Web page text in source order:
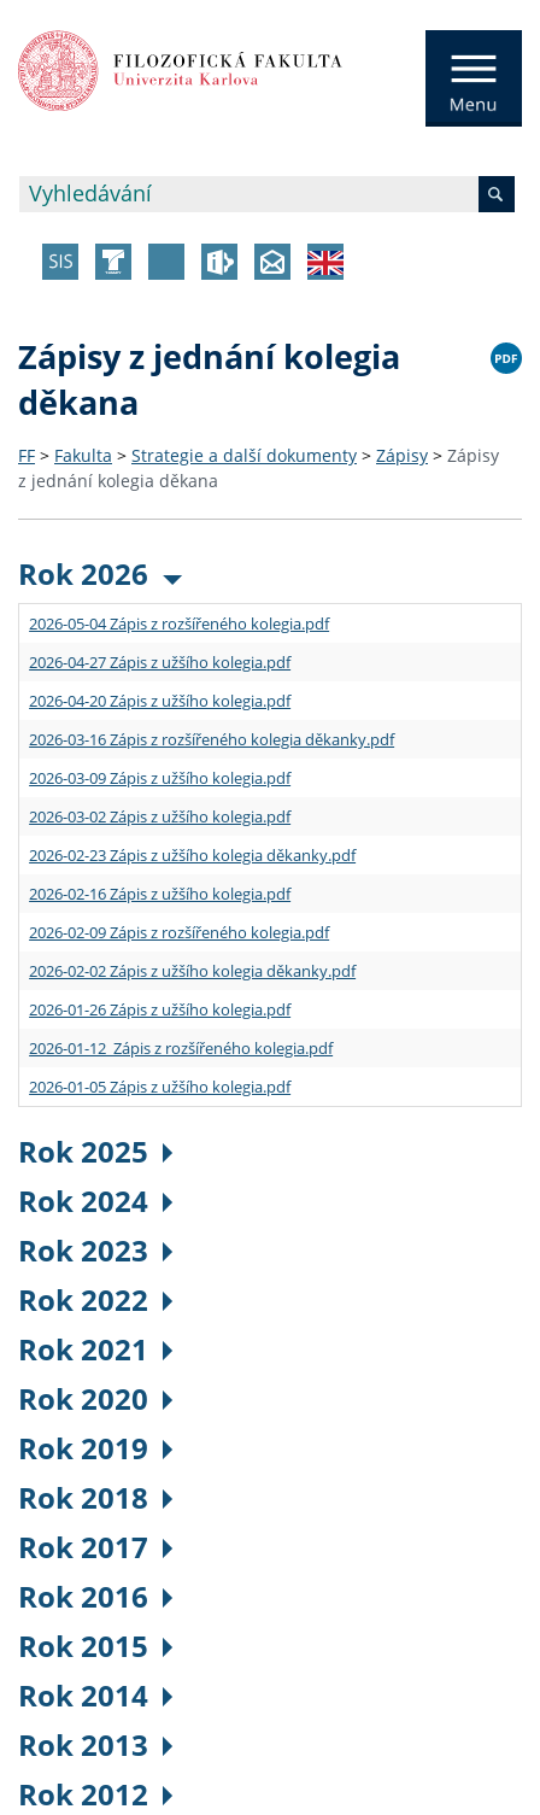
Zápisy z jednání kolegia
děkana
FF > Fakulta > Strategie a další dokumenty > Zápisy > Zápisy
z jednání kolegia děkana
Rok 2026
2026-05-04 Zápis z rozšířeného kolegia.pdf
2026-04-27 Zápis z užšího kolegia.pdf
2026-04-20 Zápis z užšího kolegia.pdf
2026-03-16 Zápis z rozšířeného kolegia děkanky.pdf
2026-03-09 Zápis z užšího kolegia.pdf
2026-03-02 Zápis z užšího kolegia.pdf
2026-02-23 Zápis z užšího kolegia děkanky.pdf
2026-02-16 Zápis z užšího kolegia.pdf
2026-02-09 Zápis z rozšířeného kolegia.pdf
2026-02-02 Zápis z užšího kolegia děkanky.pdf
2026-01-26 Zápis z užšího kolegia.pdf
2026-01-12 Zápis z rozšířeného kolegia.pdf
2026-01-05 Zápis z užšího kolegia.pdf
Rok 2025
Rok 2024
Rok 2023
Rok 2022
Rok 2021
Rok 2020
Rok 2019
Rok 2018
Rok 2017
Rok 2016
Rok 2015
Rok 2014
Rok 2013
Rok 2012